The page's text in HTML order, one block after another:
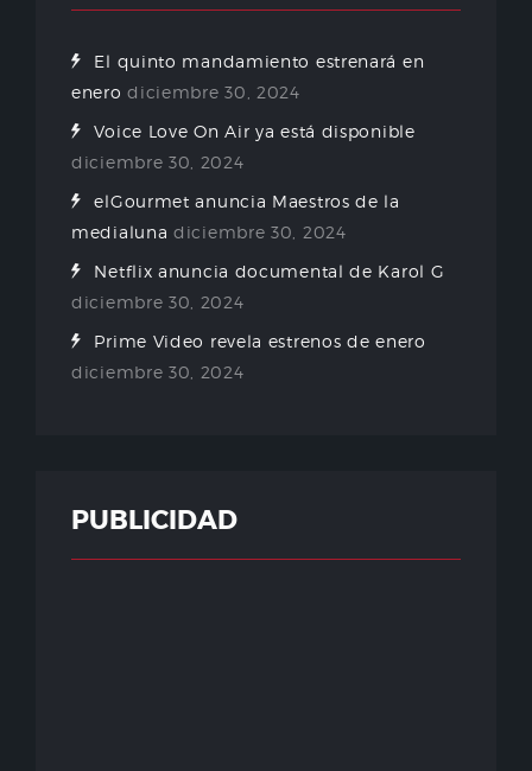
El quinto mandamiento estrenará en
enero diciembre 30, 2024
Voice Love On Air ya está disponible
diciembre 30, 2024
elGourmet anuncia Maestros de la
medialuna diciembre 30, 2024
Netflix anuncia documental de Karol G
diciembre 30, 2024
Prime Video revela estrenos de enero
diciembre 30, 2024
PUBLICIDAD